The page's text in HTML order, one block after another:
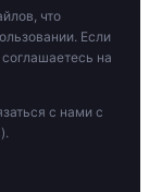
что
Если
на
с нами с